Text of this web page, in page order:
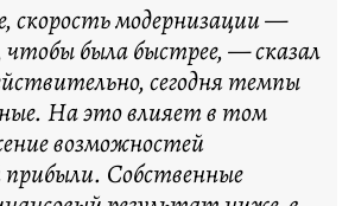
скорость модернизации —
чтобы была быстрее, — сказал
сегодня темпы
На это влияет в том
возможностей
прибыли. Собственные